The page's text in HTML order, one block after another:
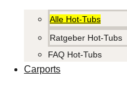
Alle Hot-Tubs
Ratgeber Hot-Tubs
FAQ Hot-Tubs
Carports